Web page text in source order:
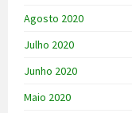
Agosto 2020
Julho 2020
Junho 2020
Maio 2020